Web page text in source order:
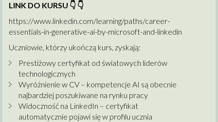
LINK DO KURSU 👇 👇
https://www.linkedin.com/learning/paths/career-
essentials-in-generative-ai-by-microsoft-and-linkedin
Uczniowie, którzy ukończą kurs, zyskają:
Prestiżowy certyfikat od światowych liderów
technologicznych
Wyróżnienie w CV – kompetencje AI są obecnie
najbardziej poszukiwane na rynku pracy
Widoczność na LinkedIn – certyfikat
automatycznie pojawi się w profilu ucznia